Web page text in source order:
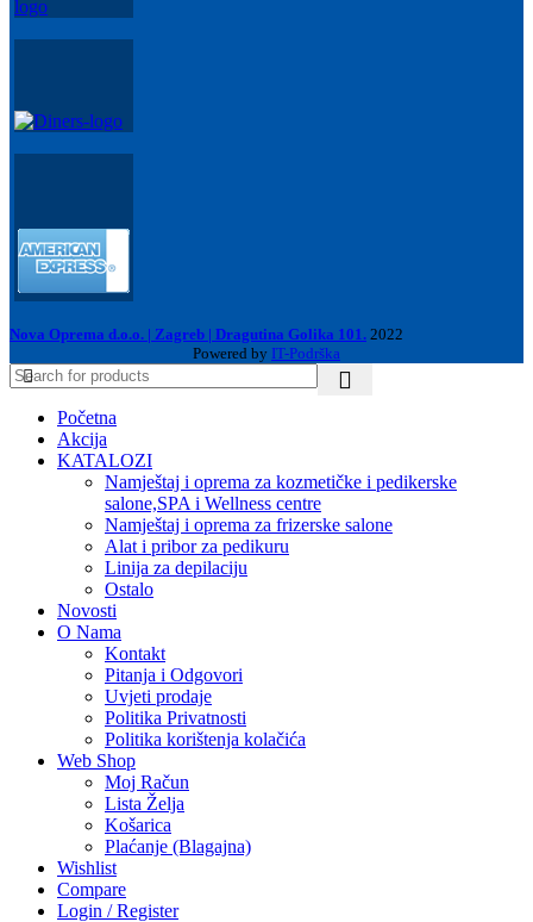
Nova Oprema d.o.o. | Zagreb | Dragutina Golika 101. 2022
Powered by IT-Podrška
Početna
Akcija
KATALOZI
Namještaj i oprema za kozmetičke i pedikerske
salone,SPA i Wellness centre
Namještaj i oprema za frizerske salone
Alat i pribor za pedikuru
Linija za depilaciju
Ostalo
Novosti
O Nama
Kontakt
Pitanja i Odgovori
Uvjeti prodaje
Politika Privatnosti
Politika korištenja kolačića
Web Shop
Moj Račun
Lista Želja
Košarica
Plaćanje (Blagajna)
Wishlist
Compare
Login / Register